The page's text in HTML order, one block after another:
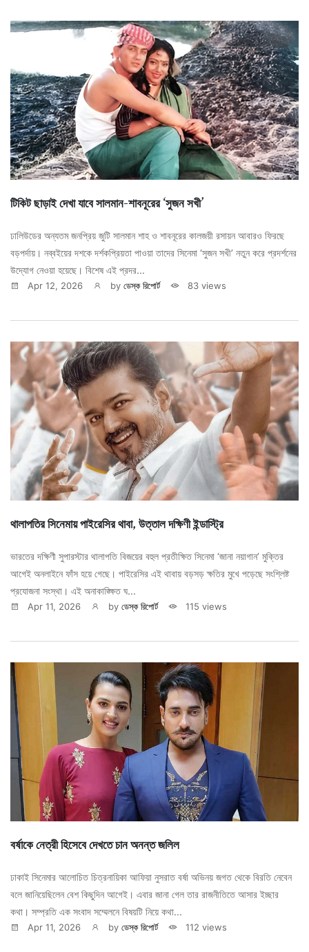
টিকিট ছাড়াই দেখা যাবে সালমান-শাবনূরের ‘সুজন সখী’
ঢালিউডের অন্যতম জনপ্রিয় জুটি সালমান শাহ ও শাবনূরের কালজয়ী রসায়ন আবারও ফিরছে
বড়পর্দায়। নব্বইয়ের দশকে দর্শকপ্রিয়তা পাওয়া তাদের সিনেমা ‘সুজন সখী’ নতুন করে প্রদর্শনের
উদ্যোগ নেওয়া হয়েছে। বিশেষ এই প্রদর...
Apr 12, 2026 by ডেস্ক রিপোর্ট 83 views
থালাপতির সিনেমায় পাইরেসির থাবা, উত্তাল দক্ষিণী ইন্ডাস্ট্রি
ভারতের দক্ষিণী সুপারস্টার থালাপতি বিজয়ের বহুল প্রতীক্ষিত সিনেমা ‘জানা নয়াগান’ মুক্তির
আগেই অনলাইনে ফাঁস হয়ে গেছে। পাইরেসির এই থাবায় বড়সড় ক্ষতির মুখে পড়েছে সংশ্লিষ্ট
প্রযোজনা সংস্থা। এই অনাকাঙ্ক্ষিত ঘ...
Apr 11, 2026 by ডেস্ক রিপোর্ট 115 views
বর্ষাকে নেত্রী হিসেবে দেখতে চান অনন্ত জলিল
ঢাকাই সিনেমার আলোচিত চিত্রনায়িকা আফিয়া নুসরাত বর্ষা অভিনয় জগত থেকে বিরতি নেবেন
বলে জানিয়েছিলেন বেশ কিছুদিন আগেই। এবার জানা গেল তার রাজনীতিতে আসার ইচ্ছার
কথা। সম্প্রতি এক সংবাদ সম্মেলনে বিষয়টি নিয়ে কথা...
Apr 11, 2026 by ডেস্ক রিপোর্ট 112 views